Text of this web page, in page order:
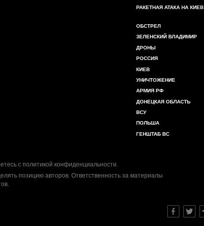
РАКЕТНАЯ АТАКА НА КИЕВ
ОБСТРЕЛ
ЗЕЛЕНСКИЙ ВЛАДИМИР
ДРОНЫ
РОССИЯ
КИЕВ
УНИЧТОЖЕНИЕ
АРМИЯ РФ
ДОНЕЦКАЯ ОБЛАСТЬ
ВСУ
ПОЛЬША
ГЕНШТАБ ВС
с политикой конфиденциальности.
позицию авторов. Ответственность за материалы